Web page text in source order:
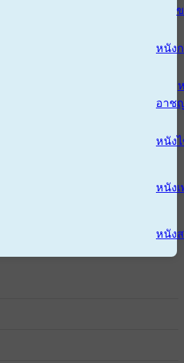
หนัง
อาช
หนัง
หนังเ
หนัง